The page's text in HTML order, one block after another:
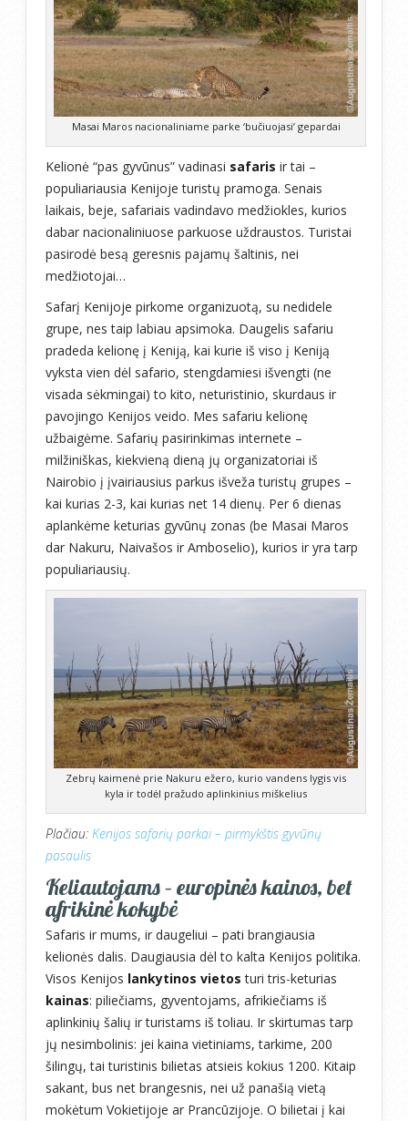
Masai Maros nacionaliniame parke ‘bučiuojasi’ gepardai
Kelionė “pas gyvūnus” vadinasi safaris ir tai –
populiariausia Kenijoje turistų pramoga. Senais
laikais, beje, safariais vadindavo medžiokles, kurios
dabar nacionaliniuose parkuose uždraustos. Turistai
pasirodė besą geresnis pajamų šaltinis, nei
medžiotojai…
Safarį Kenijoje pirkome organizuotą, su nedidele
grupe, nes taip labiau apsimoka. Daugelis safariu
pradeda kelionę į Keniją, kai kurie iš viso į Keniją
vyksta vien dėl safario, stengdamiesi išvengti (ne
visada sėkmingai) to kito, neturistinio, skurdaus ir
pavojingo Kenijos veido. Mes safariu kelionę
užbaigėme. Safarių pasirinkimas internete –
milžiniškas, kiekvieną dieną jų organizatoriai iš
Nairobio į įvairiausius parkus išveža turistų grupes –
kai kurias 2-3, kai kurias net 14 dienų. Per 6 dienas
aplankėme keturias gyvūnų zonas (be Masai Maros
dar Nakuru, Naivašos ir Amboselio), kurios ir yra tarp
populiariausių.
Zebrų kaimenė prie Nakuru ežero, kurio vandens lygis vis
kyla ir todėl pražudo aplinkinius miškelius
Plačiau: Kenijos safarių parkai – pirmykštis gyvūnų
pasaulis
Keliautojams – europinės kainos, bet
afrikinė kokybė
Safaris ir mums, ir daugeliui – pati brangiausia
kelionės dalis. Daugiausia dėl to kalta Kenijos politika.
Visos Kenijos lankytinos vietos turi tris-keturias
kainas: piliečiams, gyventojams, afrikiečiams iš
aplinkinių šalių ir turistams iš toliau. Ir skirtumas tarp
jų nesimbolinis: jei kaina vietiniams, tarkime, 200
šilingų, tai turistinis bilietas atsieis kokius 1200. Kitaip
sakant, bus net brangesnis, nei už panašią vietą
mokėtum Vokietijoje ar Prancūzijoje. O bilietai į kai